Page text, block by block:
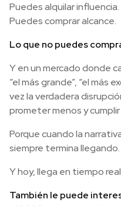
Puedes alquilar influencia.
Puedes comprar alcance.
Lo que no puedes
Y en un mercado donde
“el más grande”, “el más
vez la verdadera
prometer menos y cumplir
Porque cuando la
siempre termina llegando.
Y hoy, llega en tiempo
También le puede